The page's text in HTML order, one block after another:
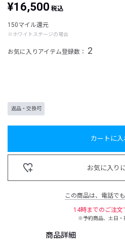
¥16,500 税込
150マイル還元
※ホワイトステージの場合
お気に入りアイテム登録数： 2
返品・交換可
カートに入
お気に入り
この商品は、電話で
14時までのご注文
※予約商品、土日・
商品詳細